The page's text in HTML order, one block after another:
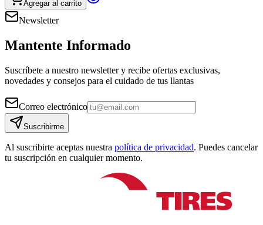
Agregar al carrito
Newsletter
Mantente Informado
Suscríbete a nuestro newsletter y recibe ofertas exclusivas,
novedades y consejos para el cuidado de tus llantas
Correo electrónico
Suscribirme
Al suscribirte aceptas nuestra política de privacidad. Puedes cancelar
tu suscripción en cualquier momento.